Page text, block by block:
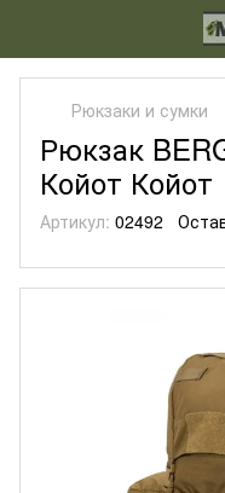
Рюкзаки и сумки
Рюкзак
Койот Койот
Артикул: 02492